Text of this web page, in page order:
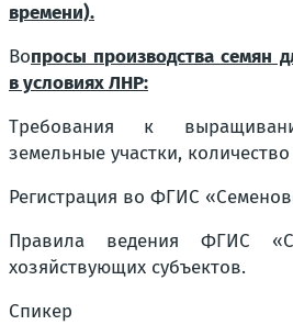
времени).
Вопросы производства семян
в условиях ЛНР:
Требования к
земельные участки,
Регистрация во ФГИС
Правила ведения ФГИС
хозяйствующих субъектов.
Спикер